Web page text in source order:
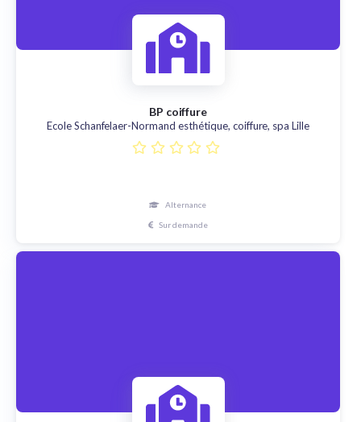
BP coiffure
Ecole Schanfelaer-Normand esthétique, coiffure, spa Lille
Alternance
Sur demande